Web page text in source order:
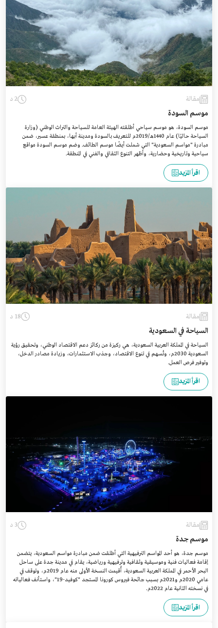
مقالة 2 د
موسم السودة
موسم السودة، هو موسم سياحي أطلقته الهيئة العامة للسياحة والتراث الوطني (وزارة
السياحة حاليًا) عام 1440هـ/2019م للتعريف بالسودة ومدينة أبها، بمنطقة عسير، ضمن
مبادرة "مواسم السعودية" التي شملت أيضًا موسم الطائف. وضم موسم السودة مواقع
سياحية وتاريخية وحضارية، وأظهر التنوع الثقافي والفني في المنطقة.
اقرأ المزيد
مقالة 18 د
السياحة في السعودية
السياحة في المملكة العربية السعودية، هي ركيزة من ركائز دعم الاقتصاد الوطني، وتحقيق رؤية
السعودية 2030م، وتُسهم في تنوع الاقتصاد، وجذب الاستثمارات، وزيادة مصادر الدخل،
وتوفير فرص العمل.
اقرأ المزيد
مقالة 3 د
موسم جدة
موسم جدة، هو أحد المواسم الترفيهية التي أطلقت ضمن مبادرة مواسم السعودية، يتضمن
إقامة فعاليات فنية وموسيقية وثقافية وترفيهية ورياضية، يقام في مدينة جدة على ساحل
البحر الأحمر في المملكة العربية السعودية، أُقيمت النسخة الأولى منه عام 2019م، وتوقف في
عامي 2020م و2021م بسبب جائحة فيروس كورونا المستجد "كوفيد-19"، واستأنف فعالياته
في نسخته الثانية عام 2022م.
اقرأ المزيد